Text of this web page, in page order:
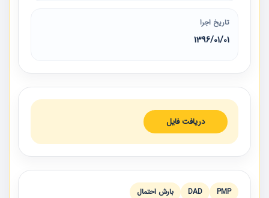
تاریخ اجرا
1396/01/01
دریافت فایل
PMP
DAD بارش احتمال